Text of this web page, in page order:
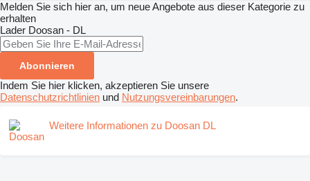
Melden Sie sich hier an, um neue Angebote aus dieser Kategorie zu
erhalten
Lader Doosan - DL
Abonnieren
Indem Sie hier klicken, akzeptieren Sie unsere
Datenschutzrichtlinien und Nutzungsvereinbarungen.
Weitere Informationen zu Doosan DL